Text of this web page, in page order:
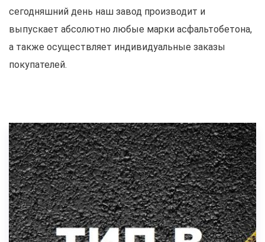
сегодняшний день наш завод производит и
выпускает абсолютно любые марки асфальтобетона,
а также осуществляет индивидуальные заказы
покупателей.